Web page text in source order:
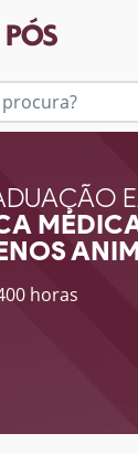
horas
informações